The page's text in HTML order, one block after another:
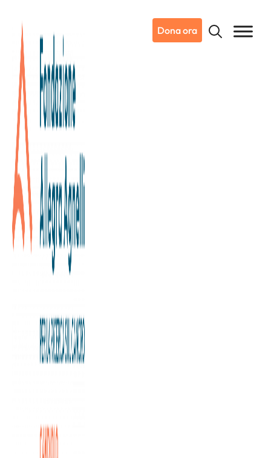
Dona ora
18/03/2021
Notizie da Candiolo
Pillole di Sostenibilità: Candiolo
si racconta
La sostenibilità è un elemento essenziale dello sviluppo
attraverso l’esperienza del Bilancio Sociale, FPRC si
racconta nell’incontro digitale “Pillole di Sostenibilità”,
organizzato da
Slow Food Italia in collaborazione con l’Ordine dei Dottori